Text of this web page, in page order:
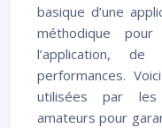
basique d’une
méthodique
l’application,
performances.
utilisées par
amateurs pour